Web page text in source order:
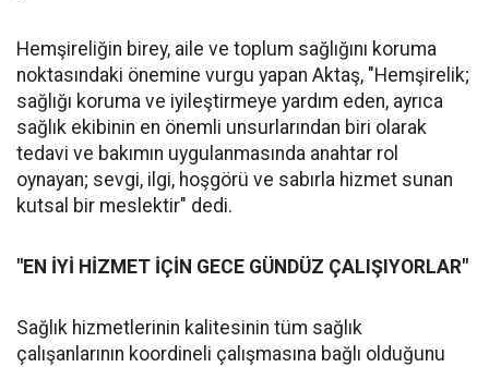
Hemşireliğin birey, aile ve toplum sağlığını koruma
noktasındaki önemine vurgu yapan Aktaş, "Hemşirelik;
sağlığı koruma ve iyileştirmeye yardım eden, ayrıca
sağlık ekibinin en önemli unsurlarından biri olarak
tedavi ve bakımın uygulanmasında anahtar rol
oynayan; sevgi, ilgi, hoşgörü ve sabırla hizmet sunan
kutsal bir meslektir" dedi.
"EN İYİ HİZMET İÇİN GECE GÜNDÜZ ÇALIŞIYORLAR"
Sağlık hizmetlerinin kalitesinin tüm sağlık
çalışanlarının koordineli çalışmasına bağlı olduğunu